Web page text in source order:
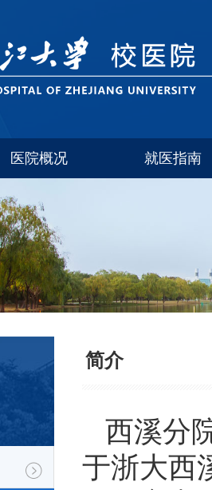
医院概况
联系方式
科室简介
就医指南
华家池
简介
西溪分
于浙大西